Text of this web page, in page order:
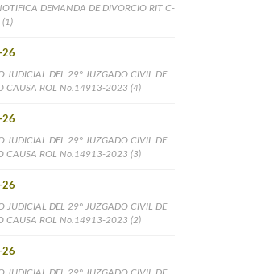
DEMANDA DE DIVORCIO RIT C-
26
JUDICIAL DEL 29° JUZGADO CIVIL DE
CAUSA ROL No.14913-2023 (4)
26
JUDICIAL DEL 29° JUZGADO CIVIL DE
CAUSA ROL No.14913-2023 (3)
26
JUDICIAL DEL 29° JUZGADO CIVIL DE
CAUSA ROL No.14913-2023 (2)
26